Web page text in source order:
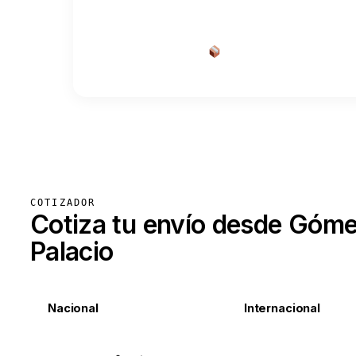
COTIZADOR
Cotiza tu envío desde
Palacio
Nacional Internacional